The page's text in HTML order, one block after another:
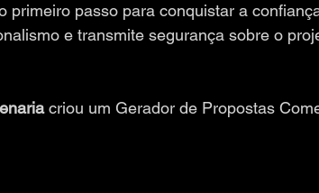
primeiro passo para conquistar a
e transmite segurança sobre o
criou um Gerador de Propostas